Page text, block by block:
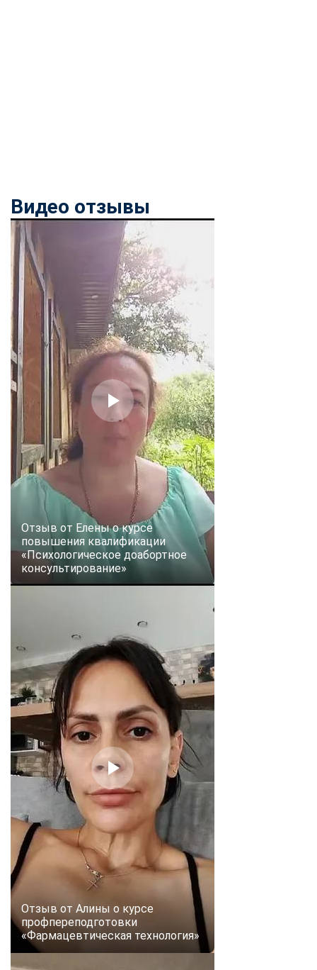
Видео отзывы
Отзыв от Елены о курсе
повышения квалификации
«Психологическое доабортное
консультирование»
Отзыв от Алины о курсе
профпереподготовки
«Фармацевтическая технология»